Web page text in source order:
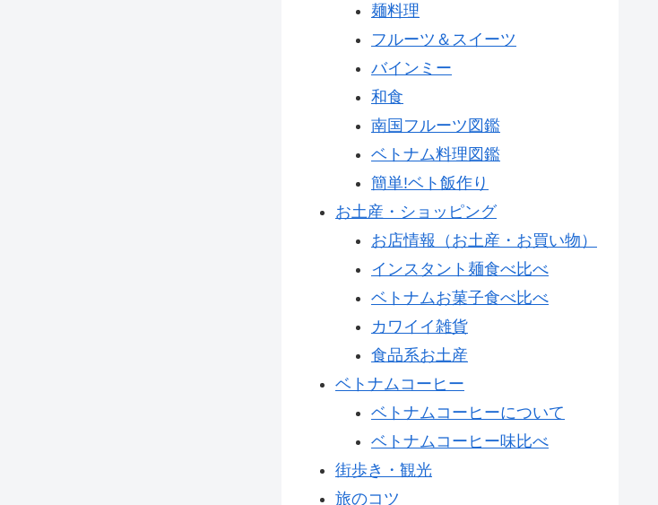
麺料理
フルーツ＆スイーツ
バインミー
和食
南国フルーツ図鑑
ベトナム料理図鑑
簡単!ベト飯作り
お土産・ショッピング
お店情報（お土産・お買い物）
インスタント麺食べ比べ
ベトナムお菓子食べ比べ
カワイイ雑貨
食品系お土産
ベトナムコーヒー
ベトナムコーヒーについて
ベトナムコーヒー味比べ
街歩き・観光
旅のコツ